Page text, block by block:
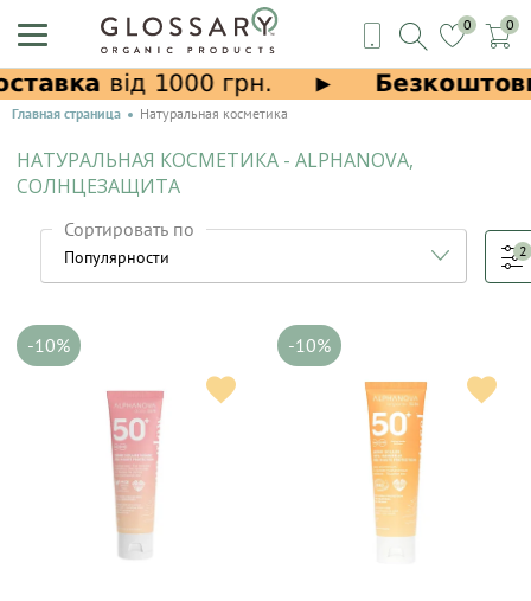
0 0
Главная страница Натуральная косметика
НАТУРАЛЬНАЯ КОСМЕТИКА - ALPHANOVA,
СОЛНЦЕЗАЩИТА
Сортировать по
2
-10% -10%